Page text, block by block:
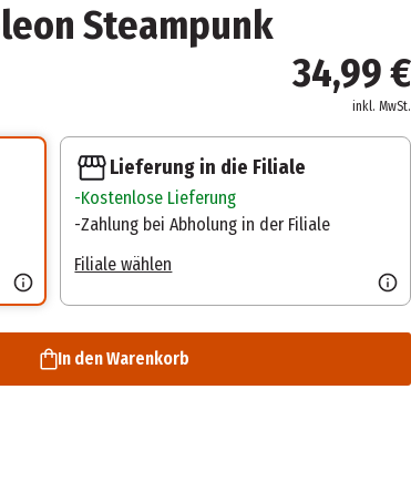
Steampunk
34,99 €
inkl. MwSt.
Lieferung in die Filiale
Kostenlose Lieferung
Zahlung bei Abholung in der Filiale
Filiale wählen
In den Warenkorb